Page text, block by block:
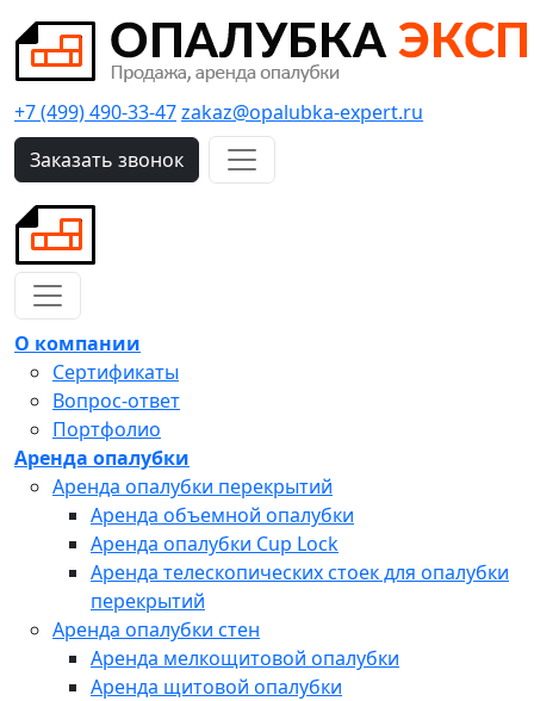
+7 (499) 490-33-47zakaz@opalubka-expert.ru
Заказать звонок
О компании
Сертификаты
Вопрос-ответ
Портфолио
Аренда опалубки
Аренда опалубки перекрытий
Аренда объемной опалубки
Аренда опалубки Cup Lock
Аренда телескопических стоек для опалубки
перекрытий
Аренда опалубки стен
Аренда мелкощитовой опалубки
Аренда щитовой опалубки